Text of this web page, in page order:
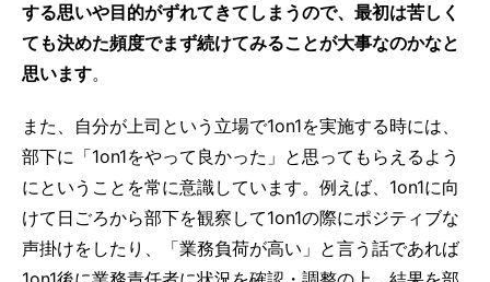
する思いや目的がずれてきてしまうので、最初は苦しく
ても決めた頻度でまず続けてみることが大事なのかなと
思います。
また、自分が上司という立場で1on1を実施する時には、
部下に「1on1をやって良かった」と思ってもらえるよう
にということを常に意識しています。例えば、1on1に向
けて日ごろから部下を観察して1on1の際にポジティブな
声掛けをしたり、「業務負荷が高い」と言う話であれば